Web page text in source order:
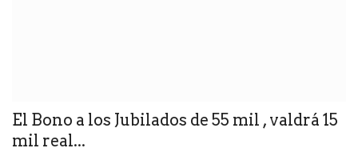
El Bono a los Jubilados de 55 mil , valdrá 15
mil real...